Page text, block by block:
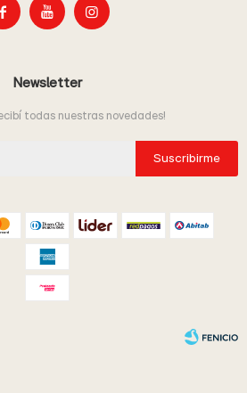
  
Newsletter
todas nuestras novedades!
Suscribirme